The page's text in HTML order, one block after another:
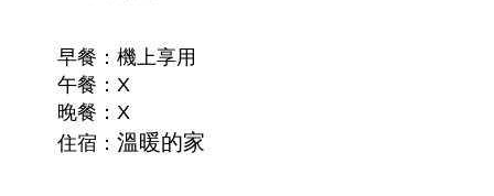
早餐：機上享用
午餐：X
晚餐：X
住宿：溫暖的家